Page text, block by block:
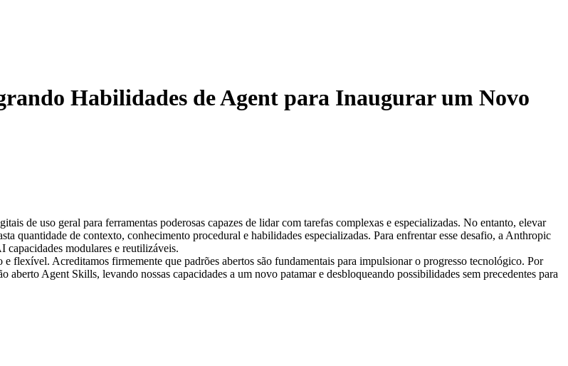
Habilidades de Agent para Inaugurar um Novo
de uso geral para ferramentas poderosas capazes de lidar com tarefas complexas e especializadas. No entanto, elevar
quantidade de contexto, conhecimento procedural e habilidades especializadas. Para enfrentar esse desafio, a Anthropic
capacidades modulares e reutilizáveis.
flexível. Acreditamos firmemente que padrões abertos são fundamentais para impulsionar o progresso tecnológico. Por
Agent Skills, levando nossas capacidades a um novo patamar e desbloqueando possibilidades sem precedentes para